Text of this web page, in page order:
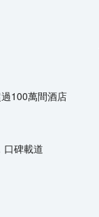
100萬間酒店
口碑載道